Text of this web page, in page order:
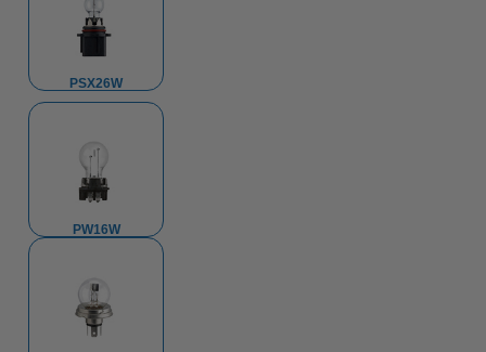
PSX26W
PW16W